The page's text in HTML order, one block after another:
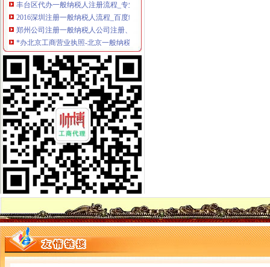
2016深圳注册一般纳税人流程_百度经验
郑州公司注册一般纳税人公司注册、一般纳税人申请流程-开封58同城
*办北京工商营业执照-北京一般纳税人公司注册-注册一般纳税人-流程
苏州工业园区一般纳税人公司注册流程,苏州园区企业登记程序
一般纳税人申请流程_百度经验
北京市注册一般纳税人公司流程提供一般纳税人注册地址_2017招聘信
2017年注册一般纳税人的公司需要的流程_陕北中公教育_新浪博客
一般一般纳税人流程提供一般纳税人注册地址-阿里巴巴
泉州注册一般纳税人公司流程【今日推荐网-泉州工商/税务/财务】
北京公司注册申请一般纳税人公司流程提供一般纳税人地址-其他-久
2017花都申请一般纳税人的流程广州公司注册今题网
一般纳税人注册的基本流程就是以上的三步-直辖市上海展览会议信息
注册一般纳税人资格流程开普票价格|注册一般纳税人资格流程开普票型
在合肥快速申请一般纳税人的流程与注册方-合肥一般纳税人申请与
苏州高新区一般纳税人公司注册流程,苏州新区企业登记程序
2017申请一般纳税人的流程_搜狐财经_搜狐网
求助：注册一般纳税人公司流程及相关费用-青青岛社区
解读在武汉注册一般纳税人公司需要那些流程？_职场天地_天涯论坛_
如何注册一般纳税人,注册一般纳税人价格流程（转载）？_市场营销_
申请一般纳税人注册流程_财务咨询吧_百度贴吧
2017年注册深圳公司流程及如何申请成为一般纳税人_搜狐财经_搜狐网